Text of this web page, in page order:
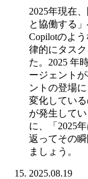
2025年現在
と協働する
Copilotのよ
律的にタス
た。2025 年
ージェント
ントの登場
変化してい
が発生して
に、「2025
返ってその
ましょう。
2025.08.19